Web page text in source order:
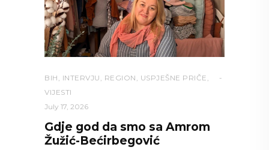
BIH , INTERVJU , REGION , USPJEŠNE PRIČE ,
VIJESTI
July 17, 2026
Gdje god da smo sa Amrom
Žužić-Bećirbegović